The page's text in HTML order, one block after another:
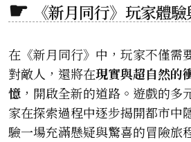
《新月同行》玩家體
在《新月同行》中，玩家不僅需
對敵人，還將在現實與超自然的
憶 ，開啟全新的道路。遊戲的多
家在探索過程中逐步揭開都市中
驗一場充滿懸疑與驚喜的冒險旅